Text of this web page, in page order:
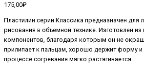
175,00₽
Пластилин серии Классика предназначен для
рисования в объемной технике. Изготовлен
компонентов, благодаря которым он не
прилипает к пальцам, хорошо держит форму и
процессе согревания мягко растягивается.